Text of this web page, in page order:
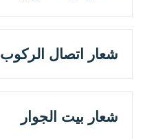
شعار اتصال الركوب
شعار بيت الجوار